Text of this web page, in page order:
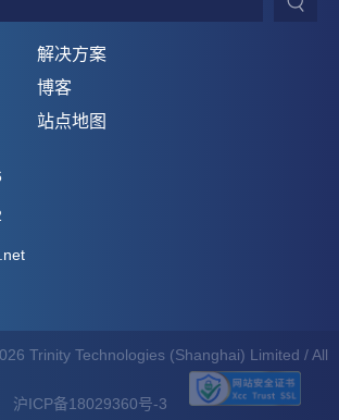
解决方案
博客
站点地图
Trinity Technologies (Shanghai) Limited / All
沪ICP备18029360号-3